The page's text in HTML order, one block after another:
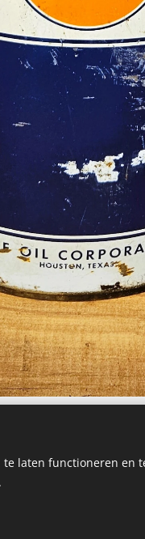
laten functioneren en